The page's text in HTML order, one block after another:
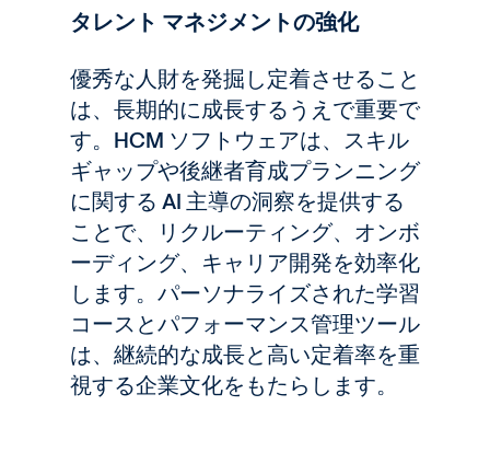
タレント マネジメントの強化
優秀な人財を発掘し定着させること
は、長期的に成長するうえで重要で
す。HCM ソフトウェアは、スキル
ギャップや後継者育成プランニング
に関する AI 主導の洞察を提供する
ことで、リクルーティング、オンボ
ーディング、キャリア開発を効率化
します。パーソナライズされた学習
コースとパフォーマンス管理ツール
は、継続的な成長と高い定着率を重
視する企業文化をもたらします。